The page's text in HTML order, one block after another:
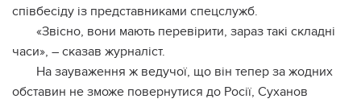
співбесіду із представниками спецслужб.
«Звісно, вони мають перевірити, зараз такі складні
часи», – сказав журналіст.
На зауваження ж ведучої, що він тепер за жодних
обставин не зможе повернутися до Росії, Суханов